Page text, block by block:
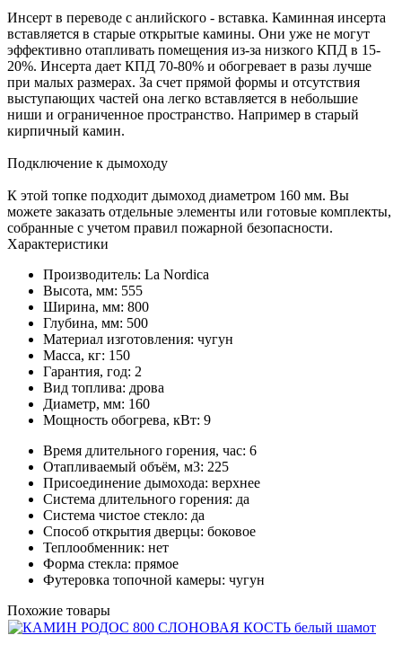
Инсерт в переводе с анлийского - вставка. Каминная инсерта
вставляется в старые открытые камины. Они уже не могут
эффективно отапливать помещения из-за низкого КПД в 15-
20%. Инсерта дает КПД 70-80% и обогревает в разы лучше
при малых размерах. За счет прямой формы и отсутствия
выступающих частей она легко вставляется в небольшие
ниши и ограниченное пространство. Например в старый
кирпичный камин.
Подключение к дымоходу
К этой топке подходит дымоход диаметром 160 мм. Вы
можете заказать отдельные элементы или готовые комплекты,
собранные с учетом правил пожарной безопасности.
Характеристики
Производитель: La Nordica
Высота, мм: 555
Ширина, мм: 800
Глубина, мм: 500
Материал изготовления: чугун
Масса, кг: 150
Гарантия, год: 2
Вид топлива: дрова
Диаметр, мм: 160
Мощность обогрева, кВт: 9
Время длительного горения, час: 6
Отапливаемый объём, м3: 225
Присоединение дымохода: верхнее
Система длительного горения: да
Система чистое стекло: да
Способ открытия дверцы: боковое
Теплообменник: нет
Форма стекла: прямое
Футеровка топочной камеры: чугун
Похожие товары